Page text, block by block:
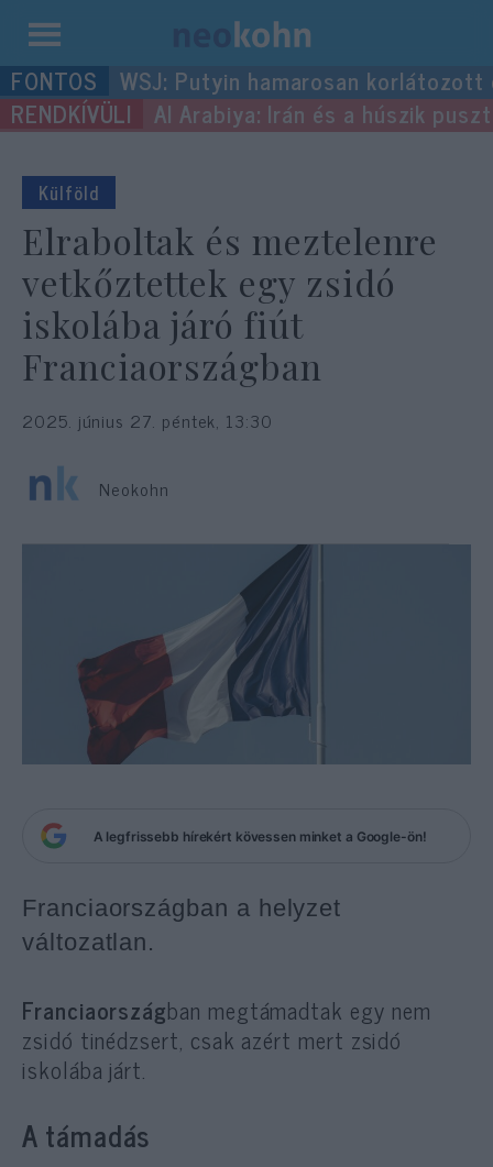
Kilépés
a
tartalomba
WSJ: Putyin hamarosan
Al Arabiya: Irán és a húszik
Külföld
Elraboltak és meztelenre
vetkőztettek egy zsidó
iskolába járó fiút
Franciaországban
2025. június 27. péntek, 13:30
Neokohn
A legfrissebb hírekért kövessen minket a Google-ön!
Franciaországban a helyzet
változatlan.
Franciaországban megtámadtak egy nem
zsidó tinédzsert, csak azért mert zsidó
iskolába járt.
A támadás